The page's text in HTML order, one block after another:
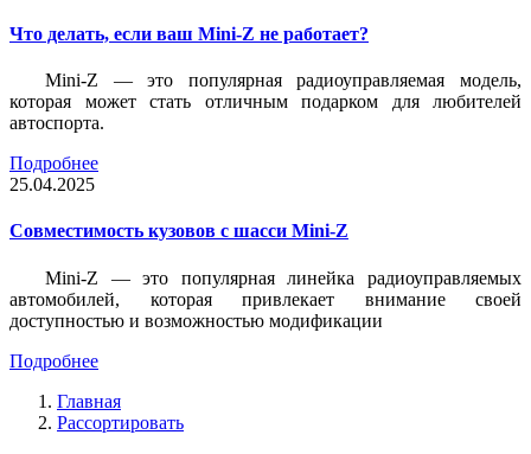
Что делать, если ваш Mini-Z не работает?
Mini-Z — это популярная радиоуправляемая модель,
которая может стать отличным подарком для любителей
автоспорта.
Подробнее
25.04.2025
Совместимость кузовов с шасси Mini-Z
Mini-Z — это популярная линейка радиоуправляемых
автомобилей, которая привлекает внимание своей
доступностью и возможностью модификации
Подробнее
Главная
Рассортировать